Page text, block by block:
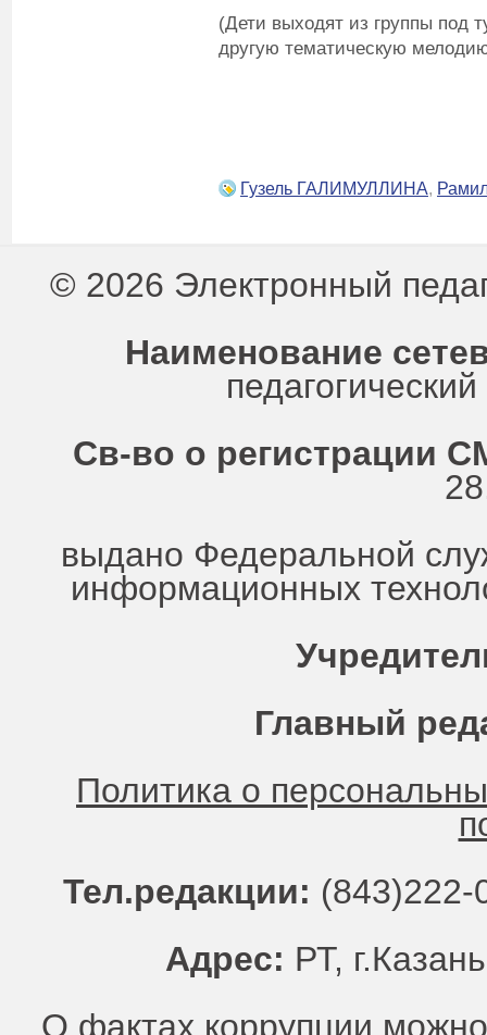
(Дети выходят из группы под
другую тематическую
Гузель ГАЛИМУЛЛИНА,
© 2026 Электронный
Наименование
Св-во о регистрации
выдано Федеральной
информационных
Главный
Политика о
Тел.редакции:
Адрес: РТ,
О фактах коррупции